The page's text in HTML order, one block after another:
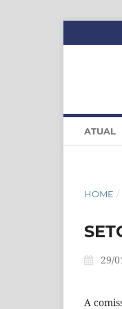
ATUAL
HOME /
29/
A